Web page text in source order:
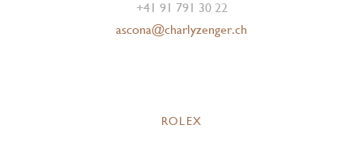
+41 91 791 30 22
ascona@charlyzenger.ch
ROLEX